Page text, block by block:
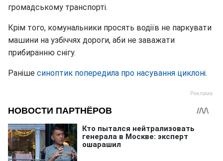
громадському транспорті.
Крім того, комунальники просять водіїв не паркувати
машини на узбіччях дороги, аби не заважати
прибиранню снігу.
Раніше синоптик попередила про насування циклоні.